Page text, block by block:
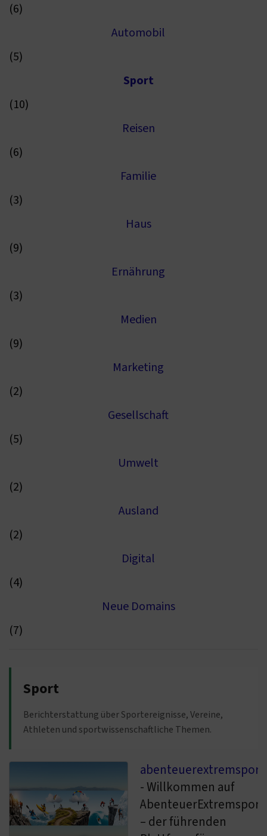
(6)
Automobil
(5)
Sport
(10)
Reisen
(6)
Familie
(3)
Haus
(9)
Ernährung
(3)
Medien
(9)
Marketing
(2)
Gesellschaft
(5)
Umwelt
(2)
Ausland
(2)
Digital
(4)
Neue Domains
(7)
Sport
Berichterstattung über Sportereignisse, Vereine,
Athleten und sportwissenschaftliche Themen.
- Willkommen auf
– der führenden